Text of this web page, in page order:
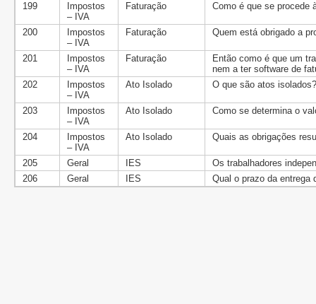
199
Impostos
– IVA
Faturação Como é que se procede
200
Impostos
– IVA
Faturação Quem está obrigado a
201
Impostos
– IVA
Faturação
Então como é que um
nem a ter software de
202
Impostos
– IVA
Ato Isolado O que são atos isolados?
203
Impostos
– IVA
Ato Isolado Como se determina o
204
Impostos
– IVA
Ato Isolado Quais as obrigações
205 Geral IES
Os trabalhadores
206
Geral IES Qual o prazo da entrega